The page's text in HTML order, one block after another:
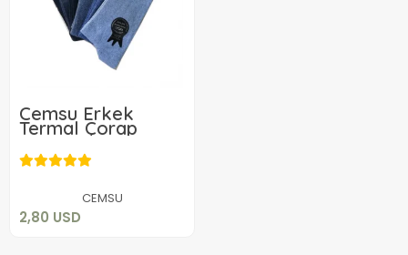
Cemsu Erkek
Termal Çorap
CEMSU
2,80 USD
2,80 USD